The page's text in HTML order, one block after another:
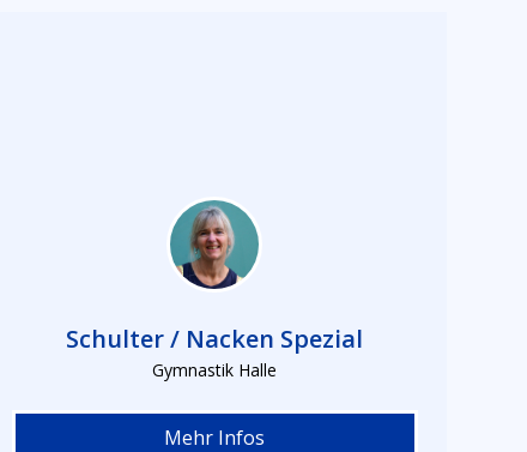
Schulter / Nacken Spezial
Gymnastik Halle
Mehr Infos